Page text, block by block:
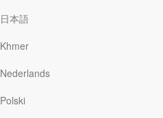
日本語
Khmer
Nederlands
Polski
Đông Nam Á đang vật
mới với sự thống trị của
mới đang thách thức
của toàn cầu và khiến